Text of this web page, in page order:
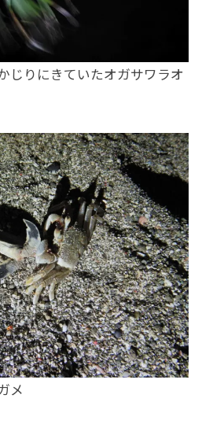
じりにきていたオガサワラオ
メ